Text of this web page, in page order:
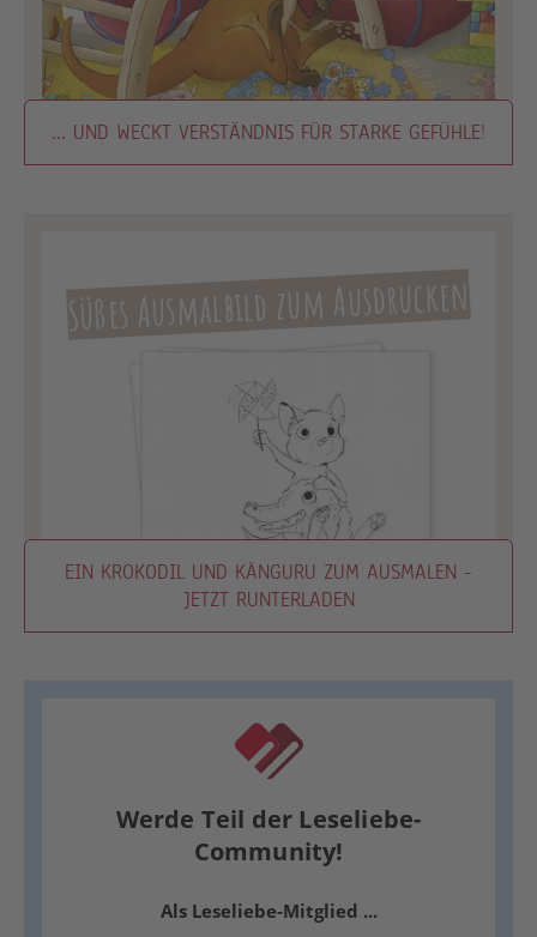
... UND WECKT VERSTÄNDNIS FÜR STARKE GEFÜHLE!
Süßes Ausmalbild zum Ausdrucken
EIN KROKODIL UND KÄNGURU ZUM AUSMALEN -
JETZT RUNTERLADEN
Werde Teil der Leseliebe-
Community!
Als Leseliebe-Mitglied ...